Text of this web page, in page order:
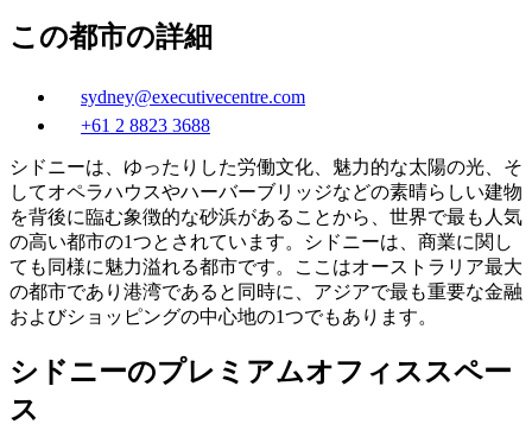
この都市の詳細
sydney@executivecentre.com
+61 2 8823 3688
シドニーは、ゆったりした労働文化、魅力的な太陽の光、そ
してオペラハウスやハーバーブリッジなどの素晴らしい建物
を背後に臨む象徴的な砂浜があることから、世界で最も人気
の高い都市の1つとされています。シドニーは、商業に関し
ても同様に魅力溢れる都市です。ここはオーストラリア最大
の都市であり港湾であると同時に、アジアで最も重要な金融
およびショッピングの中心地の1つでもあります。
シドニーのプレミアムオフィススペー
ス